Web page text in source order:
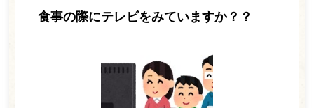
食事の際にテレビをみていますか？？